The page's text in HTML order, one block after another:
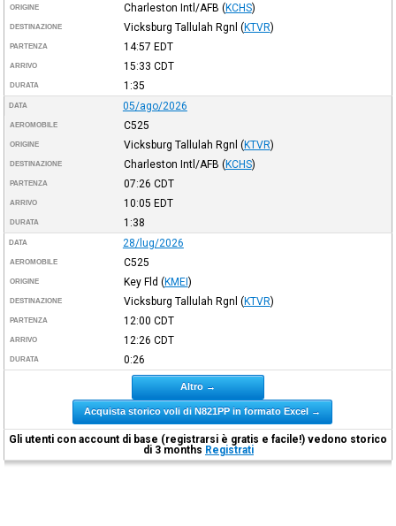
ORIGINE Charleston Intl/AFB (KCHS)
DESTINAZIONE Vicksburg Tallulah Rgnl (KTVR)
PARTENZA 14:57 EDT
ARRIVO 15:33 CDT
DURATA 1:35
DATA 05/ago/2026
AEROMOBILE C525
ORIGINE Vicksburg Tallulah Rgnl (KTVR)
DESTINAZIONE Charleston Intl/AFB (KCHS)
PARTENZA 07:26 CDT
ARRIVO 10:05 EDT
DURATA 1:38
DATA 28/lug/2026
AEROMOBILE C525
ORIGINE Key Fld (KMEI)
DESTINAZIONE Vicksburg Tallulah Rgnl (KTVR)
PARTENZA 12:00 CDT
ARRIVO 12:26 CDT
DURATA 0:26
Altro →
Acquista storico voli di N821PP in formato Excel →
Gli utenti con account di base (registrarsi è gratis e facile!) vedono storico
di 3 months Registrati